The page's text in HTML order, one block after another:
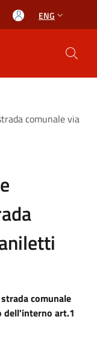
ENG
comunale via
comunale
art.1